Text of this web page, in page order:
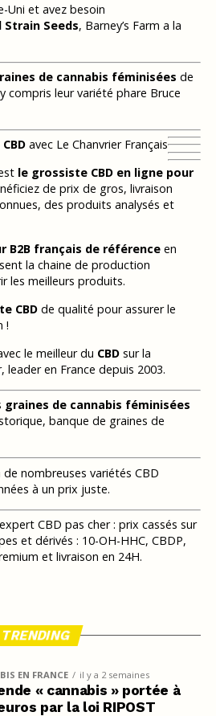
Uni et avez besoin
Strain Seeds, Barney’s Farm a la
de cannabis féminisées de
compris leur variété phare Bruce
avec Le Chanvrier Français
le grossiste CBD en ligne pour
de prix de gros, livraison
des produits analysés et
B2B français de référenceen
la chaine de production
les meilleurs produits.
CBDde qualité pour assurer le
!
le meilleur du CBDsur la
leader en France depuis 2003.
graines de cannabis féminisées
banque de graines de
de nombreuses variétés CBD
à un prix juste.
CBD pas cher : prix cassés sur
et dérivés : 10-OH-HHC, CBDP,
et livraison en 24H.
TRENDING
EN FRANCE il y a 2 semaines
« cannabis » portée à
par la loi RIPOST